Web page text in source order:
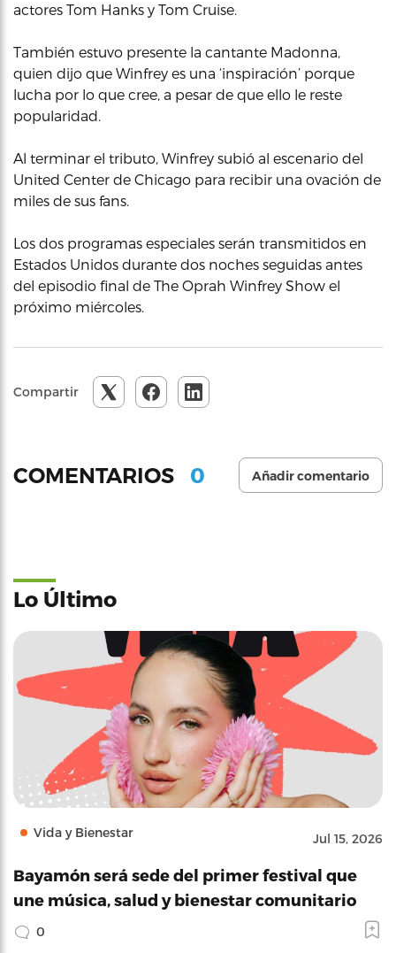
actores Tom Hanks y Tom Cruise.
También estuvo presente la cantante Madonna,
quien dijo que Winfrey es una ‘inspiración’ porque
lucha por lo que cree, a pesar de que ello le reste
popularidad.
Al terminar el tributo, Winfrey subió al escenario del
United Center de Chicago para recibir una ovación de
miles de sus fans.
Los dos programas especiales serán transmitidos en
Estados Unidos durante dos noches seguidas antes
del episodio final de The Oprah Winfrey Show el
próximo miércoles.
Compartir
COMENTARIOS 0 Añadir comentario
Lo Último
Vida y Bienestar Jul 15, 2026
Bayamón será sede del primer festival que
une música, salud y bienestar comunitario
0